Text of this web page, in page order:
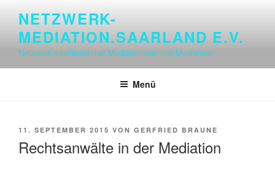
springen
NETZWERK-
MEDIATION.SAARLAND E.V.
Netzwerk saarländischer Mediatorinnen und Mediatoren
Menü
VERÖFFENTLICHT
11. SEPTEMBER 2015 VON GERFRIED BRAUNE
Rechtsanwälte in der Mediation